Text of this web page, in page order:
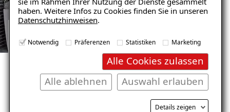
haben. Weitere Infos zu Cookies finden Sie in unseren
Datenschutzhinweisen.
Notwendig Präferenzen Statistiken Marketing
Alle Cookies zulassen
Auswahl erlauben
Alle ablehnen
Details zeigen
GARAGENSANIERUNG REFERENZEN
Unsere zufriedenen
Kunden im Raum Bad Tölz
E-Mail eingeben
Kostenlosen Ratgeber anfordern